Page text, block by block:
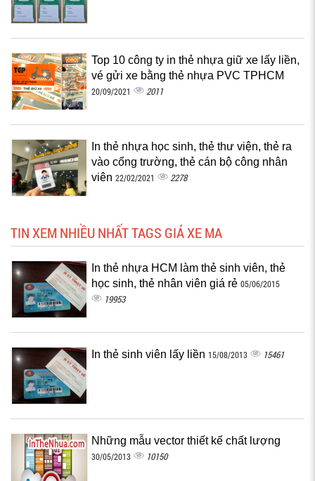
Top 10 công ty in thẻ nhựa giữ xe lấy liền,
vé gửi xe bằng thẻ nhựa PVC TPHCM
20/09/2021 2011
In thẻ nhựa học sinh, thẻ thư viện, thẻ ra
vào cổng trường, thẻ cán bộ công nhân
viên 22/02/2021 2278
TIN XEM NHIỀU NHẤT TAGS GIÁ XE MA
In thẻ nhựa HCM làm thẻ sinh viên, thẻ
học sinh, thẻ nhân viên giá rẻ 05/06/2015
19953
In thẻ sinh viên lấy liền 15/08/2013 15461
Những mẫu vector thiết kế chất lượng
30/05/2013 10150